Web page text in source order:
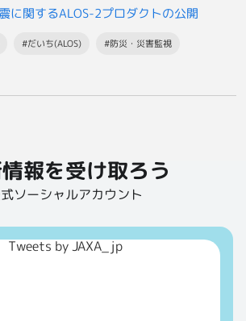
に関するALOS-2プロダクトの公開
#だいち(ALOS) #防災・災害監視
報を受け取ろう
ソーシャルアカウント
Tweets by JAXA_jp